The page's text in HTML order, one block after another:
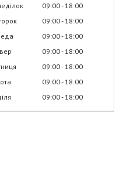
09:00 18:00
09:00 18:00
09:00 18:00
09:00 18:00
09:00 18:00
09:00 18:00
09:00 18:00